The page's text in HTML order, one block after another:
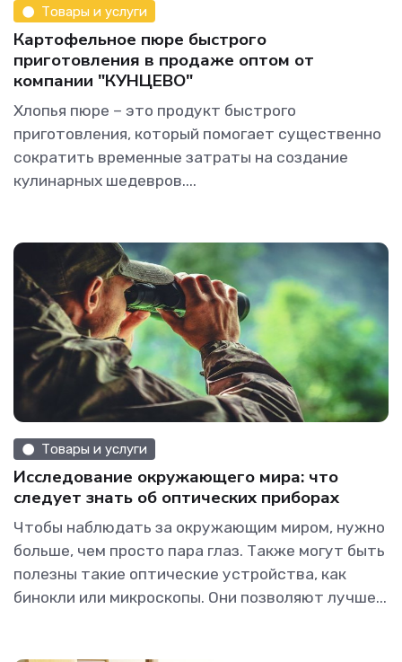
Товары и услуги
Картофельное пюре быстрого
приготовления в продаже оптом от
компании "КУНЦЕВО"
Хлопья пюре – это продукт быстрого
приготовления, который помогает существенно
сократить временные затраты на создание
кулинарных шедевров....
Товары и услуги
Исследование окружающего мира: что
следует знать об оптических приборах
Чтобы наблюдать за окружающим миром, нужно
больше, чем просто пара глаз. Также могут быть
полезны такие оптические устройства, как
бинокли или микроскопы. Они позволяют лучше...